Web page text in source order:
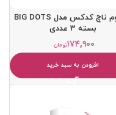
کاندوم ناچ کدکس مدل BIG DOTS
بسته 3 عددی
تومان۱۷۴,۹۰۰
افزودن به سبد خرید